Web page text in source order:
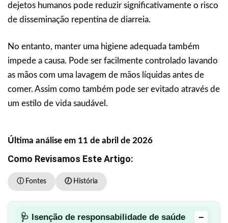
dejetos humanos pode reduzir significativamente o risco
de disseminação repentina de diarreia.
No entanto, manter uma higiene adequada também
impede a causa. Pode ser facilmente controlado lavando
as mãos com uma lavagem de mãos líquidas antes de
comer. Assim como também pode ser evitado através de
um estilo de vida saudável.
Última análise em 11 de abril de 2026
Como Revisamos Este Artigo:
ⓘ Fontes 🕖 História
🩺 Isenção de responsabilidade de saúde −